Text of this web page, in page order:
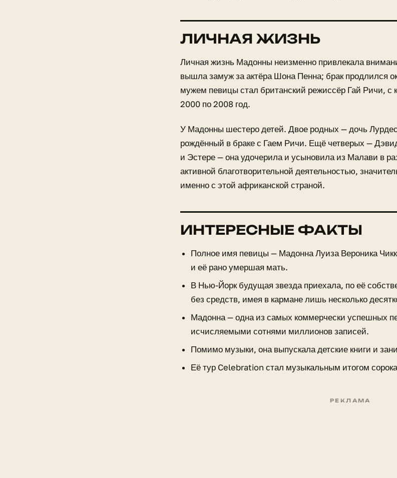
ЛИЧНАЯ ЖИЗНЬ
Личная жизнь Мадонны неизменно привлекала
вышла замуж за актёра Шона Пенна; брак продлился
мужем певицы стал британский режиссёр Гай Ричи, с
2000 по 2008 год.
У Мадонны шестеро детей. Двое родных — дочь
рождённый в браке с Гаем Ричи. Ещё четверых —
и Эстере — она удочерила и усыновила из Малави в
активной благотворительной деятельностью,
именно с этой африканской страной.
ИНТЕРЕСНЫЕ ФАКТЫ
Полное имя певицы — Мадонна Луиза Вероника
и её рано умершая мать.
В Нью-Йорк будущая звезда приехала, по её
без средств, имея в кармане лишь несколько
Мадонна — одна из самых коммерчески успешных
исчисляемыми сотнями миллионов записей.
Помимо музыки, она выпускала детские книги и
Её тур Celebration стал музыкальным итогом
РЕКЛАМА